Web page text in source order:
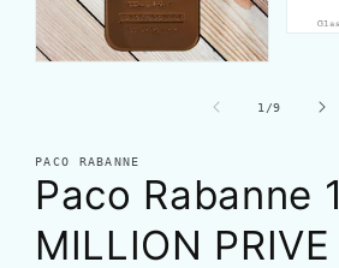
1 /από
9
PACO RABANNE
Paco Rabanne 1
MILLION PRIVE